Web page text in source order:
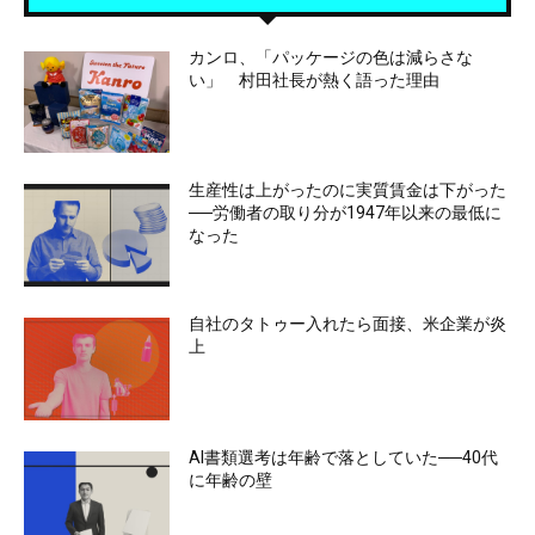
カンロ、「パッケージの色は減らさな
い」 村田社長が熱く語った理由
生産性は上がったのに実質賃金は下がった
──労働者の取り分が1947年以来の最低に
なった
自社のタトゥー入れたら面接、米企業が炎
上
AI書類選考は年齢で落としていた──40代
に年齢の壁